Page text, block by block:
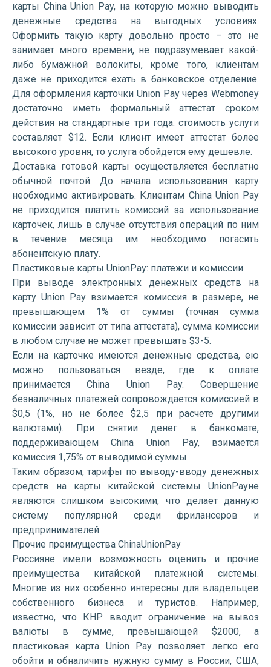
карты China Union Pay, на которую можно выводить
денежные средства на выгодных условиях.
Оформить такую карту довольно просто – это не
занимает много времени, не подразумевает какой-
либо бумажной волокиты, кроме того, клиентам
даже не приходится ехать в банковское отделение.
Для оформления карточки Union Pay через Webmoney
достаточно иметь формальный аттестат сроком
действия на стандартные три года: стоимость услуги
составляет $12. Если клиент имеет аттестат более
высокого уровня, то услуга обойдется ему дешевле.
Доставка готовой карты осуществляется бесплатно
обычной почтой. До начала использования карту
необходимо активировать. Клиентам China Union Pay
не приходится платить комиссий за использование
карточек, лишь в случае отсутствия операций по ним
в течение месяца им необходимо погасить
абонентскую плату.
Пластиковые карты UnionPay: платежи и комиссии
При выводе электронных денежных средств на
карту Union Pay взимается комиссия в размере, не
превышающем 1% от суммы (точная сумма
комиссии зависит от типа аттестата), сумма комиссии
в любом случае не может превышать $3-5.
Если на карточке имеются денежные средства, ею
можно пользоваться везде, где к оплате
принимается China Union Pay. Совершение
безналичных платежей сопровождается комиссией в
$0,5 (1%, но не более $2,5 при расчете другими
валютами). При снятии денег в банкомате,
поддерживающем China Union Pay, взимается
комиссия 1,75% от выводимой суммы.
Таким образом, тарифы по выводу-вводу денежных
средств на карты китайской системы UnionPayне
являются слишком высокими, что делает данную
систему популярной среди фрилансеров и
предпринимателей.
Прочие преимущества ChinaUnionPay
Россияне имели возможность оценить и прочие
преимущества китайской платежной системы.
Многие из них особенно интересны для владельцев
собственного бизнеса и туристов. Например,
известно, что КНР вводит ограничение на вывоз
валюты в сумме, превышающей $2000, а
пластиковая карта Union Pay позволяет легко его
обойти и обналичить нужную сумму в России, США,